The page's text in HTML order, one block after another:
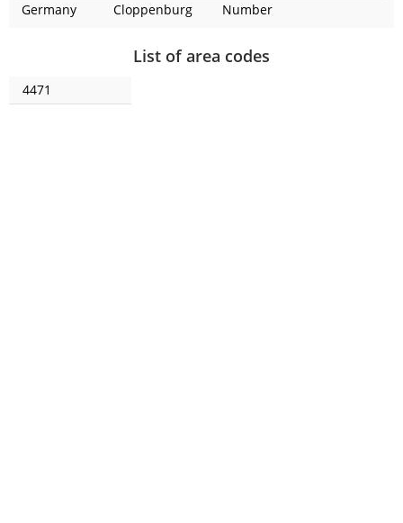
Germany Cloppenburg Number
List of area codes
4471